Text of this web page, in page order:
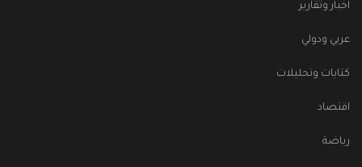
اخبار وتقارير
عربي ودولي
كتابات وتحليلات
اقتصاد
رياضة